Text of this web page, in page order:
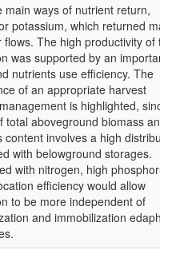
main ways of nutrient return,
potassium, which returned
flows. The high productivity of
was supported by an important
nutrients use efficiency. The
of an appropriate harvest
is highlighted, since
total aboveground biomass and
content involves a high
with belowground storages.
with nitrogen, high phosphorus
efficiency would allow
to be more independent of
and immobilization edaphic